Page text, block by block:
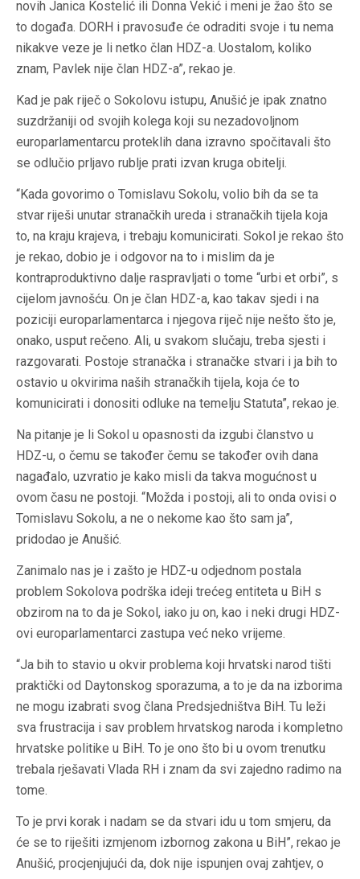
novih Janica Kostelić ili Donna Vekić i meni je žao što se
to događa. DORH i pravosuđe će odraditi svoje i tu nema
nikakve veze je li netko član HDZ-a. Uostalom, koliko
znam, Pavlek nije član HDZ-a”, rekao je.
Kad je pak riječ o Sokolovu istupu, Anušić je ipak znatno
suzdržaniji od svojih kolega koji su nezadovoljnom
europarlamentarcu proteklih dana izravno spočitavali što
se odlučio prljavo rublje prati izvan kruga obitelji.
“Kada govorimo o Tomislavu Sokolu, volio bih da se ta
stvar riješi unutar stranačkih ureda i stranačkih tijela koja
to, na kraju krajeva, i trebaju komunicirati. Sokol je rekao što
je rekao, dobio je i odgovor na to i mislim da je
kontraproduktivno dalje raspravljati o tome “urbi et orbi”, s
cijelom javnošću. On je član HDZ-a, kao takav sjedi i na
poziciji europarlamentarca i njegova riječ nije nešto što je,
onako, usput rečeno. Ali, u svakom slučaju, treba sjesti i
razgovarati. Postoje stranačka i stranačke stvari i ja bih to
ostavio u okvirima naših stranačkih tijela, koja će to
komunicirati i donositi odluke na temelju Statuta”, rekao je.
Na pitanje je li Sokol u opasnosti da izgubi članstvo u
HDZ-u, o čemu se također čemu se također ovih dana
nagađalo, uzvratio je kako misli da takva mogućnost u
ovom času ne postoji. “Možda i postoji, ali to onda ovisi o
Tomislavu Sokolu, a ne o nekome kao što sam ja”,
pridodao je Anušić.
Zanimalo nas je i zašto je HDZ-u odjednom postala
problem Sokolova podrška ideji trećeg entiteta u BiH s
obzirom na to da je Sokol, iako ju on, kao i neki drugi HDZ-
ovi europarlamentarci zastupa već neko vrijeme.
“Ja bih to stavio u okvir problema koji hrvatski narod tišti
praktički od Daytonskog sporazuma, a to je da na izborima
ne mogu izabrati svog člana Predsjedništva BiH. Tu leži
sva frustracija i sav problem hrvatskog naroda i kompletno
hrvatske politike u BiH. To je ono što bi u ovom trenutku
trebala rješavati Vlada RH i znam da svi zajedno radimo na
tome.
To je prvi korak i nadam se da stvari idu u tom smjeru, da
će se to riješiti izmjenom izbornog zakona u BiH”, rekao je
Anušić, procjenjujući da, dok nije ispunjen ovaj zahtjev, o